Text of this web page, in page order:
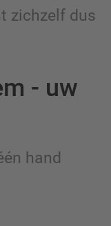
zichzelf dus
- uw
hand